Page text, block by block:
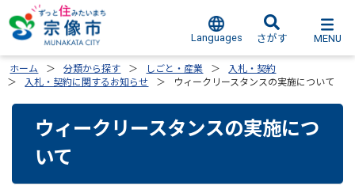
Languages さがす MENU
ホーム 分類から探す しごと・産業
入札・契約
入札・契約に関するお知らせ
ウィークリースタンスの実施について
ウィークリースタンスの実施につ
いて